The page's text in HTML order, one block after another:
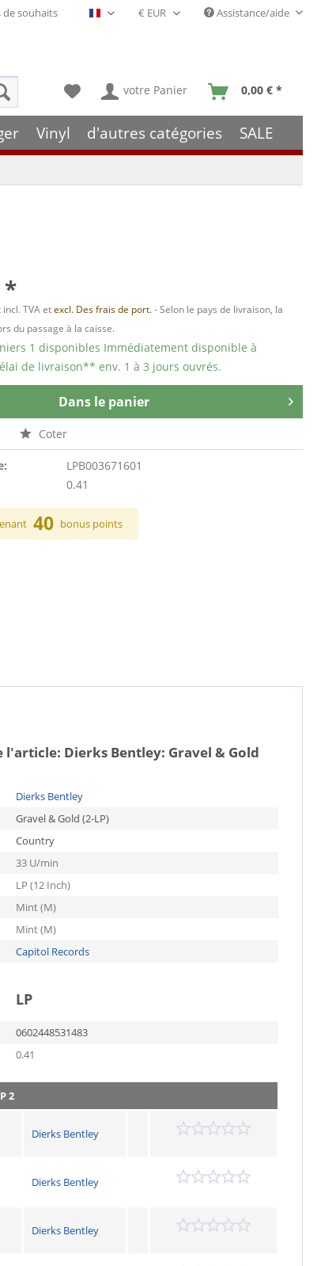
de souhaits Français- FR Assistance/aide
votre Panier 0,00 € *
Vinyl d'autres catégories SALE
*
incl. TVA etexcl. Des frais de port.- Selon le pays de livraison, la
du passage à la caisse.
1 disponibles Immédiatement disponible à
de livraison** env. 1 à 3 jours ouvrés.
Dans le panier
Coter
LPB003671601
0.41
40 bonus points
l'article: Dierks Bentley: Gravel & Gold
Dierks Bentley
Gravel & Gold (2-LP)
Country
33 U/min
LP (12 Inch)
Mint (M)
Mint (M)
Capitol Records
LP
0602448531483
0.41
2
Dierks Bentley
Dierks Bentley
Dierks Bentley